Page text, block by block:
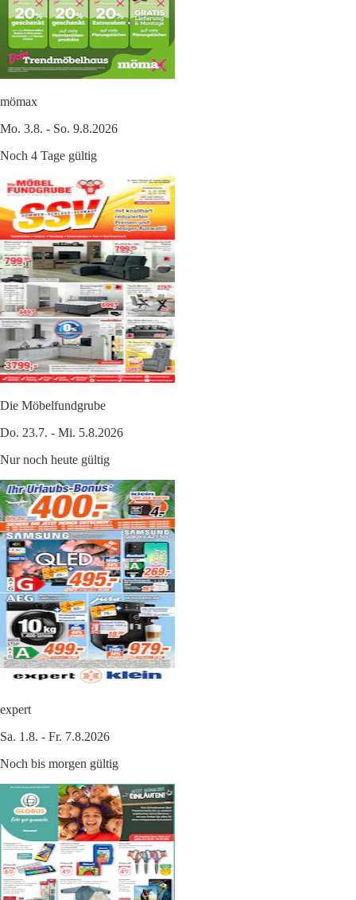
mömax
Mo. 3.8. - So. 9.8.2026
Noch 4 Tage gültig
Die Möbelfundgrube
Do. 23.7. - Mi. 5.8.2026
Nur noch heute gültig
expert
Sa. 1.8. - Fr. 7.8.2026
Noch bis morgen gültig